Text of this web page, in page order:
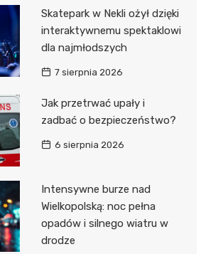
Skatepark w Nekli ożył dzięki
interaktywnemu spektaklowi
dla najmłodszych
7 sierpnia 2026
Jak przetrwać upały i
zadbać o bezpieczeństwo?
6 sierpnia 2026
Intensywne burze nad
Wielkopolską: noc pełna
opadów i silnego wiatru w
drodze